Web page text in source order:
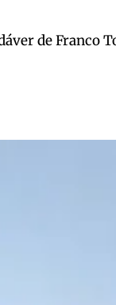
de Franco